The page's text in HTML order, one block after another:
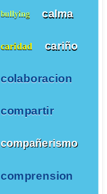
bullying calma
caridad cariño
colaboracion
compartir
compañerismo
comprension